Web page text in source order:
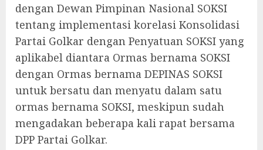
dengan Dewan Pimpinan Nasional SOKSI
tentang implementasi korelasi Konsolidasi
Partai Golkar dengan Penyatuan SOKSI yang
aplikabel diantara Ormas bernama SOKSI
dengan Ormas bernama DEPINAS SOKSI
untuk bersatu dan menyatu dalam satu
ormas bernama SOKSI, meskipun sudah
mengadakan beberapa kali rapat bersama
DPP Partai Golkar.